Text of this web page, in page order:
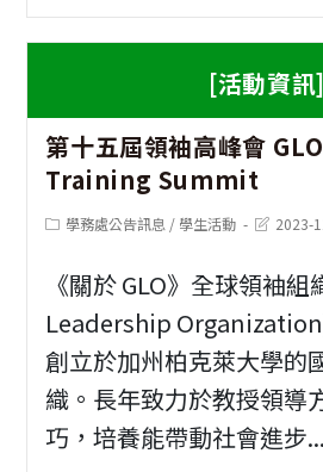
[活動資訊]
第十五屆領袖高峰會
Training Summit
Post學務處公告訊息 / 學生活動
Post2023-
《關於 GLO》全球領袖
Leadership
創立於加州柏克萊大學的
織。長年致力於教授領導
巧，培養能帶動社會進步...